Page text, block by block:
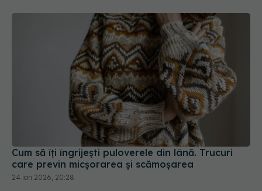
Cum să îți îngrijești puloverele din lână. Trucuri
care previn micșorarea și scămoșarea
24 ian 2026, 20:28